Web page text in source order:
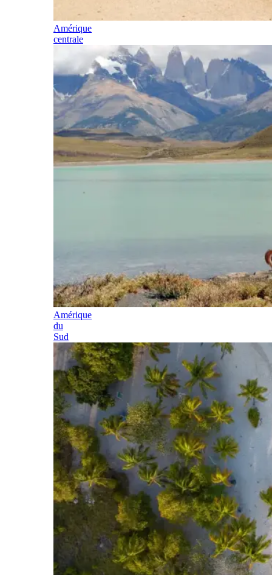
Amérique
centrale
Amérique
du
Sud